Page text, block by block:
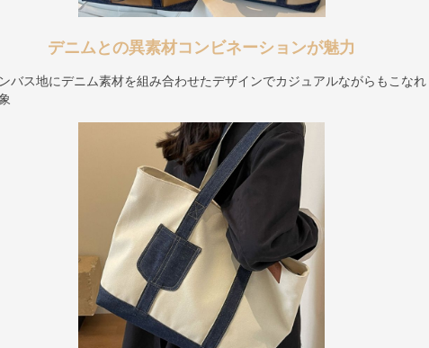
デニムとの異素材コンビネーションが魅力
バス地にデニム素材を組み合わせたデザインでカジュアルながらもこなれ